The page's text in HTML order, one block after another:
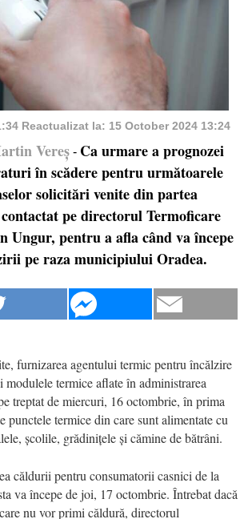
Reactualizat la: 15 October 2024 13:24
Vereș - Ca urmare a prognozei
în scădere pentru următoarele
solicitări venite din partea
pe directorul Termoficare
Ungur, pentru a afla când va începe
pe raza municipiului Oradea.
furnizarea agentului termic pentru încălzire
modulele termice aflate în administrarea
treptat de miercuri, 16 octombrie, în prima
punctele termice din care sunt alimentate cu
școlile, grădinițele și cămine de bătrâni.
căldurii pentru consumatorii casnici de la
va începe de joi, 17 octombrie. Întrebat dacă
nu vor primi căldură, directorul